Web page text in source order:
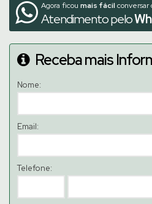
Agora ficou mais fácil conversar
Atendimento pelo
Receba mais
Nome:
Email:
Telefone: